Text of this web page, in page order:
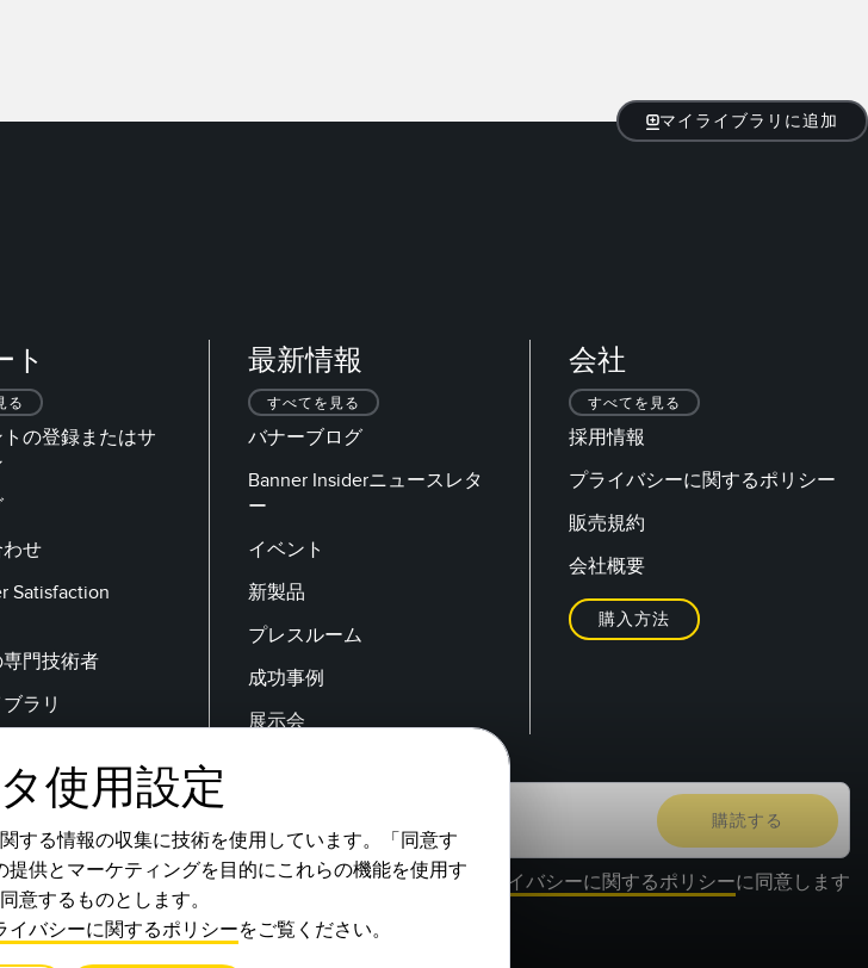
マイライブラリに追加
ト
る
の登録またはサ
せ
Satisfaction
門技術者
ラリ
最新情報
すべてを見る
バナーブログ
Banner Insiderニュースレタ
ー
イベント
新製品
プレスルーム
成功事例
展示会
会社
すべてを見る
採用情報
プライバシーに関するポリシー
販売規約
会社概要
購入方法
メールアドレス
プライバシーに関するポリシーに同意します
使用設定
する情報の収集に技術を使用しています。「同意す
供とマーケティングを目的にこれらの機能を使用す
意するものとします。
イバシーに関するポリシーをご覧ください。